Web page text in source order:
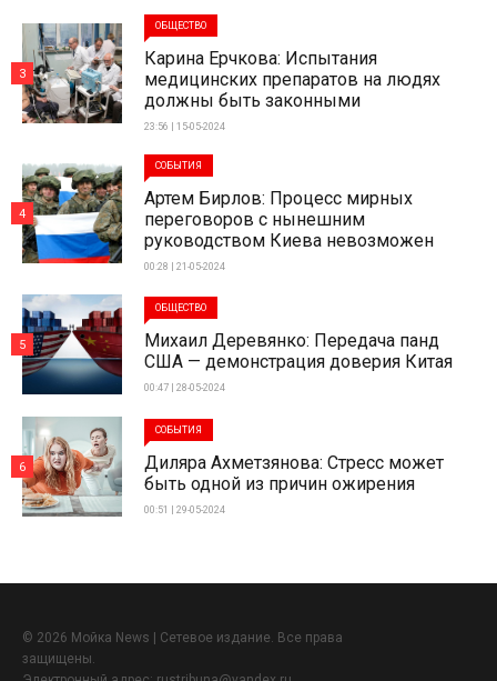
ОБЩЕСТВО
Карина Ерчкова: Испытания
медицинских препаратов на людях
должны быть законными
23:56 | 15-05-2024
3
СОБЫТИЯ
Артем Бирлов: Процесс мирных
переговоров с нынешним
руководством Киева невозможен
00:28 | 21-05-2024
4
ОБЩЕСТВО
Михаил Деревянко: Передача панд
США — демонстрация доверия Китая
00:47 | 28-05-2024
5
СОБЫТИЯ
Диляра Ахметзянова: Стресс может
быть одной из причин ожирения
00:51 | 29-05-2024
6
© 2026 Мойка News | Сетевое издание. Все права
защищены.